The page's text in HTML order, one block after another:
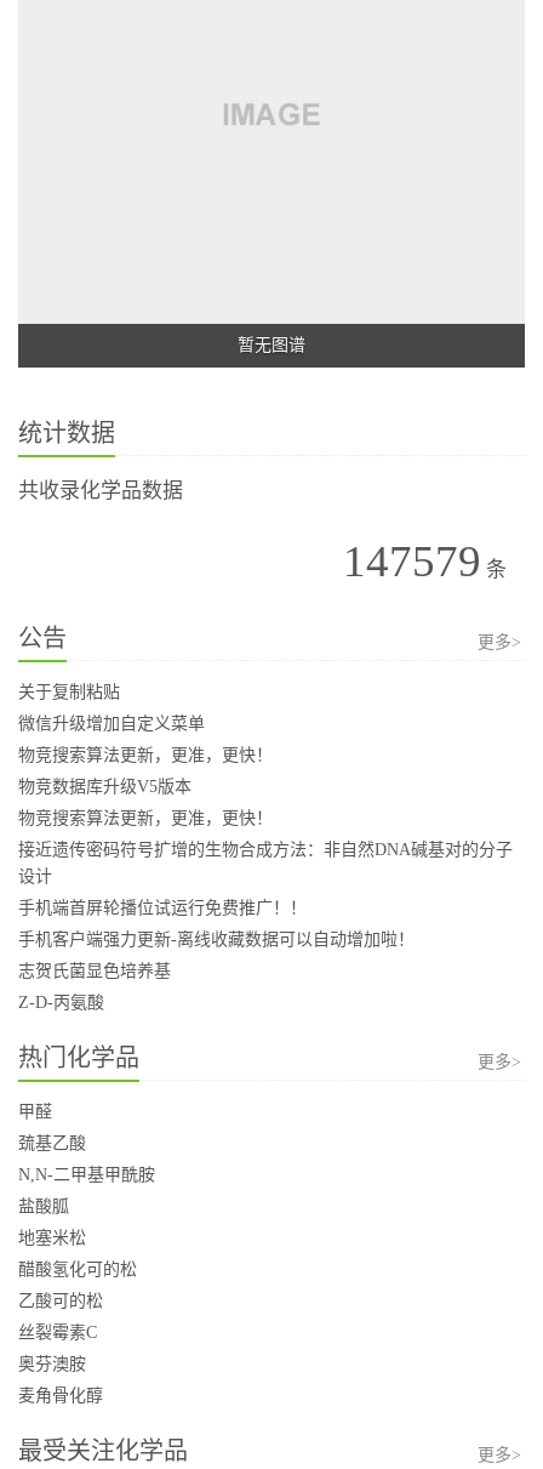
暂无图谱
统计数据
共收录化学品数据
147579 条
公告 更多>
关于复制粘贴
微信升级增加自定义菜单
物竞搜索算法更新，更准，更快！
物竞数据库升级V5版本
物竞搜索算法更新，更准，更快！
接近遗传密码符号扩增的生物合成方法：非自然DNA碱基对的分子
设计
手机端首屏轮播位试运行免费推广！！
手机客户端强力更新-离线收藏数据可以自动增加啦！
志贺氏菌显色培养基
Z-D-丙氨酸
热门化学品 更多>
甲醛
巯基乙酸
N,N-二甲基甲酰胺
盐酸胍
地塞米松
醋酸氢化可的松
乙酸可的松
丝裂霉素C
奥芬澳胺
麦角骨化醇
最受关注化学品 更多>